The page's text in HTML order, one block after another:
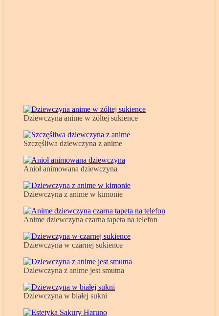
Dziewczyna anime w żółtej sukience
Szczęśliwa dziewczyna z anime
Anioł animowana dziewczyna
Dziewczyna z anime w kimonie
Anime dziewczyna czarna tapeta na telefon
Dziewczyna w czarnej sukience
Dziewczyna z anime jest smutna
Dziewczyna w białej sukni